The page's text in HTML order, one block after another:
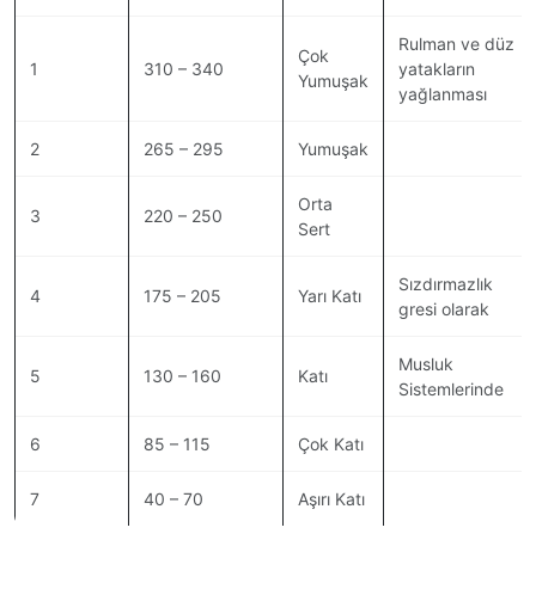
1 310 – 340
Çok
Yumuşak
Rulman ve düz
yatakların
yağlanması
2 265 – 295 Yumuşak
3 220 – 250
Orta
Sert
4 175 – 205 Yarı Katı
Sızdırmazlık
gresi olarak
5 130 – 160 Katı
Musluk
Sistemlerinde
6 85 – 115 Çok Katı
7 40 – 70 Aşırı Katı